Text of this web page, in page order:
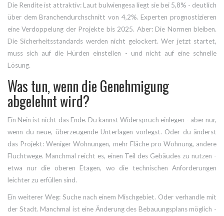
Die Rendite ist attraktiv: Laut bulwiengesa liegt sie bei 5,8% - deutlich
über dem Branchendurchschnitt von 4,2%. Experten prognostizieren
eine Verdoppelung der Projekte bis 2025. Aber: Die Normen bleiben.
Die Sicherheitsstandards werden nicht gelockert. Wer jetzt startet,
muss sich auf die Hürden einstellen - und nicht auf eine schnelle
Lösung.
Was tun, wenn die Genehmigung
abgelehnt wird?
Ein Nein ist nicht das Ende. Du kannst Widerspruch einlegen - aber nur,
wenn du neue, überzeugende Unterlagen vorlegst. Oder du änderst
das Projekt: Weniger Wohnungen, mehr Fläche pro Wohnung, andere
Fluchtwege. Manchmal reicht es, einen Teil des Gebäudes zu nutzen -
etwa nur die oberen Etagen, wo die technischen Anforderungen
leichter zu erfüllen sind.
Ein weiterer Weg: Suche nach einem Mischgebiet. Oder verhandle mit
der Stadt. Manchmal ist eine Änderung des Bebauungsplans möglich -